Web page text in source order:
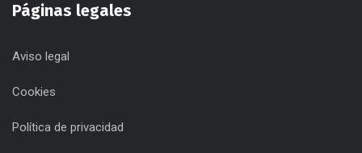
Páginas legales
Aviso legal
Cookies
Política de privacidad